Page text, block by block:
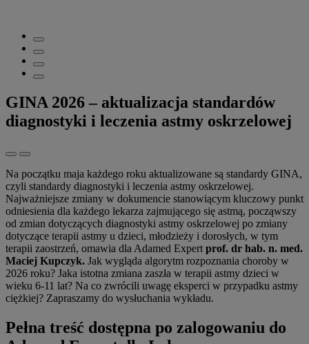
GINA 2026 – aktualizacja standardów
diagnostyki i leczenia astmy oskrzelowej
Na początku maja każdego roku aktualizowane są standardy GINA,
czyli standardy diagnostyki i leczenia astmy oskrzelowej.
Najważniejsze zmiany w dokumencie stanowiącym kluczowy punkt
odniesienia dla każdego lekarza zajmującego się astmą, począwszy
od zmian dotyczących diagnostyki astmy oskrzelowej po zmiany
dotyczące terapii astmy u dzieci, młodzieży i dorosłych, w tym
terapii zaostrzeń, omawia dla Adamed Expert prof. dr hab. n. med.
Maciej Kupczyk. Jak wygląda algorytm rozpoznania choroby w
2026 roku? Jaka istotna zmiana zaszła w terapii astmy dzieci w
wieku 6-11 lat? Na co zwrócili uwagę eksperci w przypadku astmy
ciężkiej? Zapraszamy do wysłuchania wykładu.
Pełna treść dostępna po zalogowaniu do